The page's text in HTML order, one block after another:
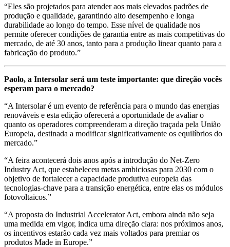
“Eles são projetados para atender aos mais elevados padrões de
produção e qualidade, garantindo alto desempenho e longa
durabilidade ao longo do tempo. Esse nível de qualidade nos
permite oferecer condições de garantia entre as mais competitivas do
mercado, de até 30 anos, tanto para a produção linear quanto para a
fabricação do produto.”
Paolo, a Intersolar será um teste importante: que direção vocês
esperam para o mercado?
“A Intersolar é um evento de referência para o mundo das energias
renováveis e esta edição oferecerá a oportunidade de avaliar o
quanto os operadores compreenderam a direção traçada pela União
Europeia, destinada a modificar significativamente os equilíbrios do
mercado.”
“A feira acontecerá dois anos após a introdução do Net-Zero
Industry Act, que estabeleceu metas ambiciosas para 2030 com o
objetivo de fortalecer a capacidade produtiva europeia das
tecnologias-chave para a transição energética, entre elas os módulos
fotovoltaicos.”
“A proposta do Industrial Accelerator Act, embora ainda não seja
uma medida em vigor, indica uma direção clara: nos próximos anos,
os incentivos estarão cada vez mais voltados para premiar os
produtos Made in Europe.”